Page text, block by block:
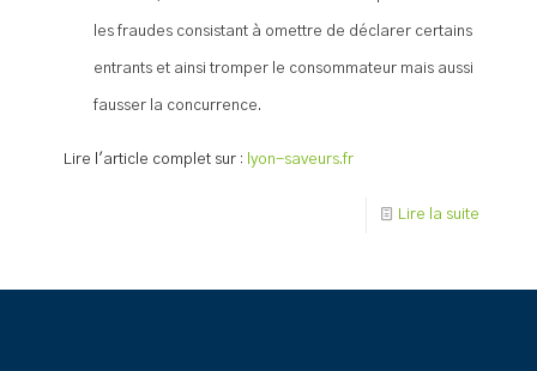
Lire l'article complet sur : lyon-saveurs.fr
Lire la suite